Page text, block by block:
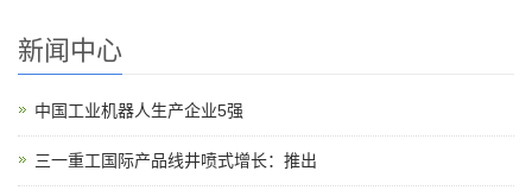
新闻中心
中国工业机器人生产企业5强
三一重工国际产品线井喷式增长：推出